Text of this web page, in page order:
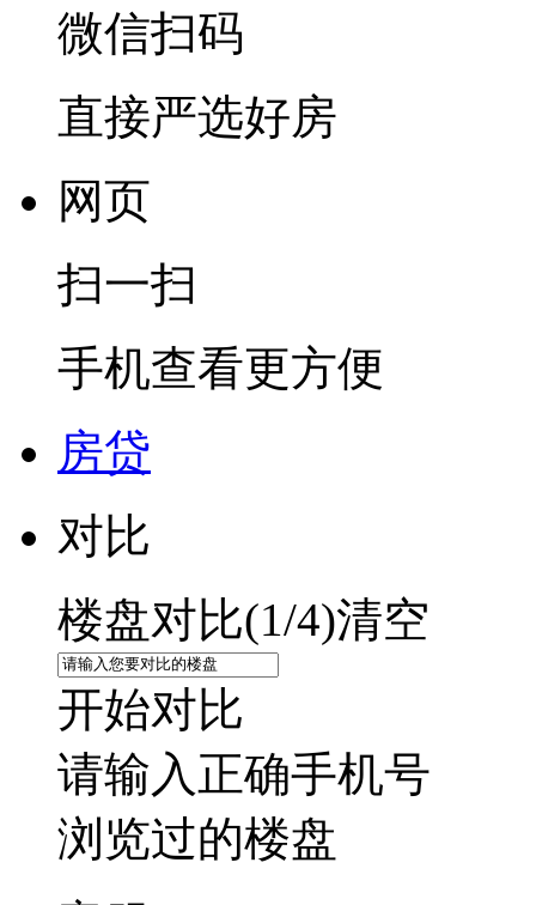
微信扫码
直接严选好房
网页
扫一扫
手机查看更方便
房贷
对比
楼盘对比(1/4)清空
开始对比
请输入正确手机号
浏览过的楼盘